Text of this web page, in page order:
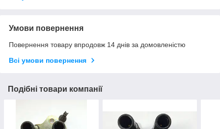
Умови повернення
Повернення товару впродовж 14 днів за домовленістю
Всі умови повернення
Подібні товари компанії